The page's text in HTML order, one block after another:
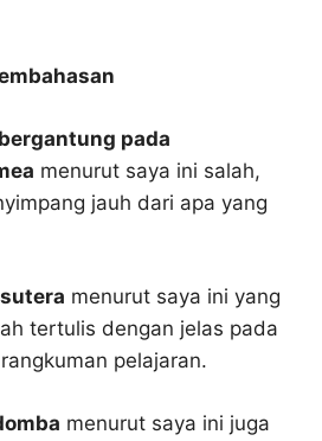
pada
menurut saya ini salah,
jauh dari apa yang
menurut saya ini yang
tertulis dengan jelas pada
pelajaran.
menurut saya ini juga